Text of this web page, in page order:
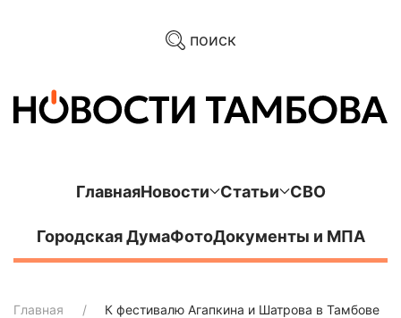
поиск
ГлавнаяНовости Статьи СВО
Городская ДумаФотоДокументы и МПА
Главная
К фестивалю Агапкина и Шатрова в Тамбове